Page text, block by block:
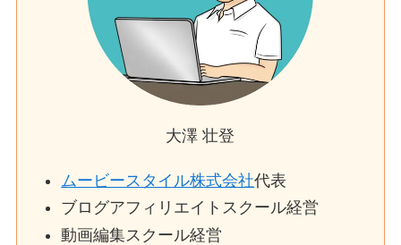
大澤 壮登
ムービースタイル株式会社代表
ブログアフィリエイトスクール経営
動画編集スクール経営